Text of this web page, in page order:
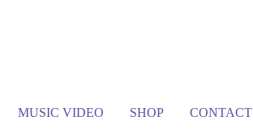
MUSIC VIDEO SHOP CONTACT